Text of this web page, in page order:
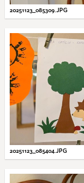
20251123_085309.JPG
20251123_085404.JPG